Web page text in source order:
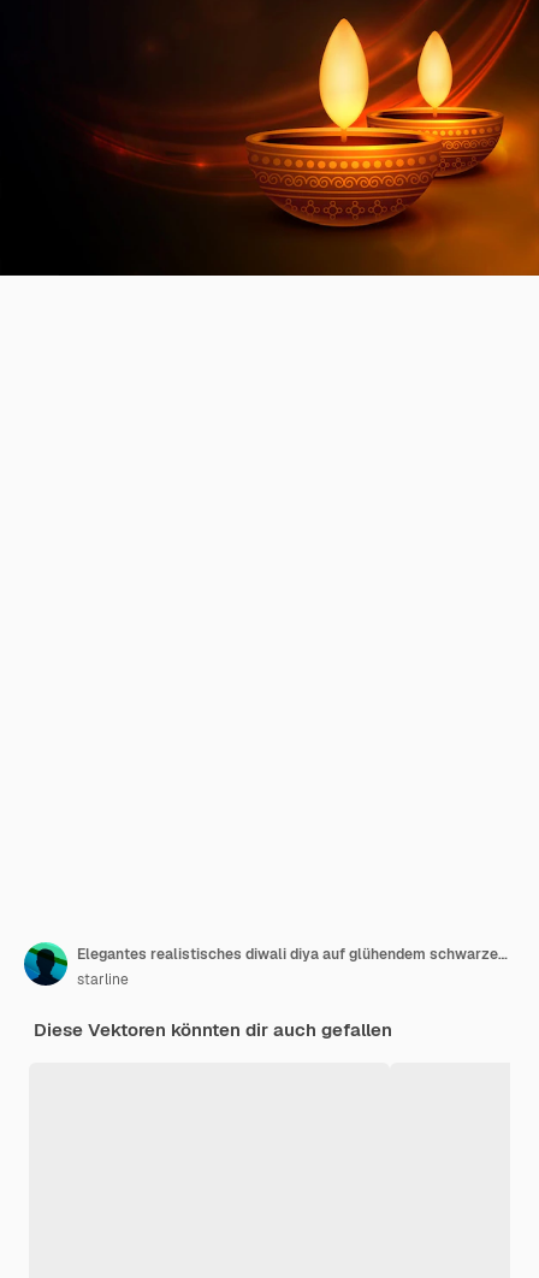
Elegantes realistisches diwali diya auf glühendem schwarzem hintergrund
starline
Diese Vektoren könnten dir auch gefallen